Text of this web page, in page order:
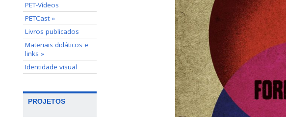
PET-Vídeos
PETCast »
Livros publicados
Materiais didáticos e
links »
Identidade visual
PROJETOS